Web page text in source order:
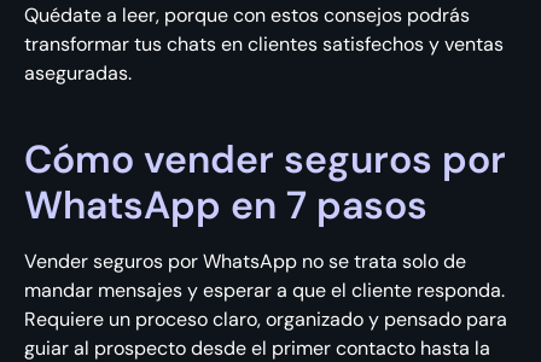
Quédate a leer, porque con estos consejos podrás
transformar tus chats en clientes satisfechos y ventas
aseguradas.
Cómo vender seguros por
WhatsApp en 7 pasos
Vender seguros por WhatsApp no se trata solo de
mandar mensajes y esperar a que el cliente responda.
Requiere un proceso claro, organizado y pensado para
guiar al prospecto desde el primer contacto hasta la